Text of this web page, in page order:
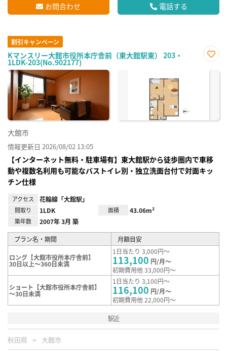
お問合わせ 電話する
割引キャンペーン
Kマンスリー大館市役所本庁舎前（東大館駅東） 203・
1LDK-203(No.902177)
に入
大館市
情報更新日 2026/08/02 13:05
【インターネット無料・駐車場有】東大館駅から徒歩圏内で車移
動や複数名利用も可能なバストイレ別・独立洗面台付で対面キッ
チン仕様
アクセス 花輪線「大館駅」
間取り 1LDK 面積 43.06m²
築年数 2007年 3月 築
プラン名・期間 月額目安
ロング【大館市役所本庁舎前】
30日以上～360日未満
1日当たり 3,000円～
113,100 円/月～
初期費用他 33,000円～
ショート【大館市役所本庁舎前】
～30日未満
1日当たり 3,100円～
116,100 円/月～
初期費用他 22,000円～
駅近
秋田県 大館市